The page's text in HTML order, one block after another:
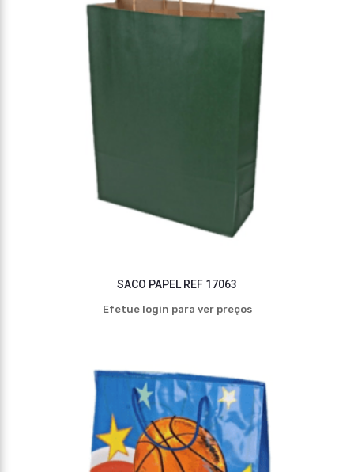
SACO PAPEL REF 17063
Efetue login para ver preços